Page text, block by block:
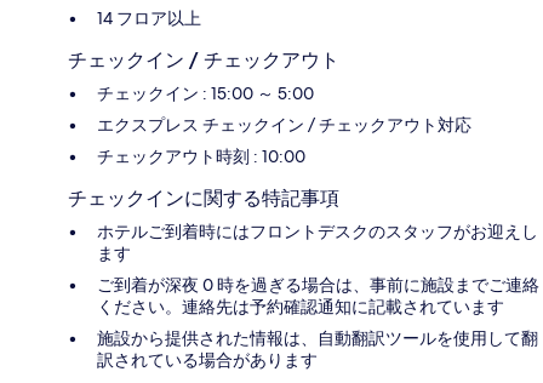
14 フロア以上
チェックイン / チェックアウト
チェックイン : 15:00 ～ 5:00
エクスプレス チェックイン / チェックアウト対応
チェックアウト時刻 : 10:00
チェックインに関する特記事項
ホテルご到着時にはフロントデスクのスタッフがお迎えし
ます
ご到着が深夜 0 時を過ぎる場合は、事前に施設までご連絡
ください。連絡先は予約確認通知に記載されています
施設から提供された情報は、自動翻訳ツールを使用して翻
訳されている場合があります